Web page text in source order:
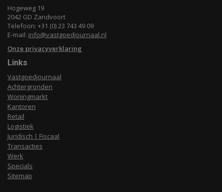
Hogeweg 19
2042 GD Zandvoort
Telefoon: +31 (0) 23 743 49 09
E-mail: info@vastgoedjournaal.nl
Onze privacyverklaring
Links
Vastgoedjournaal
Achtergronden
Woningmarkt
Kantoren
Retail
Logistiek
Juridisch | Fiscaal
Transacties
Werk
Specials
Sitemap